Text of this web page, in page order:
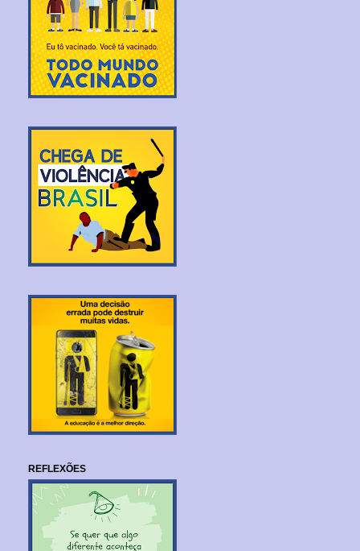
REFLEXÕES